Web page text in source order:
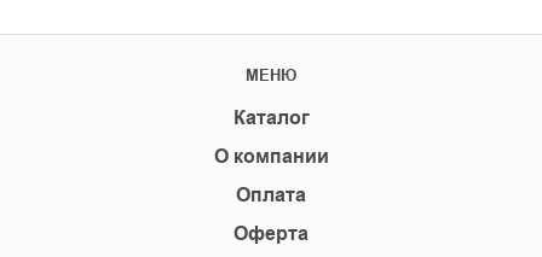
МЕНЮ
Каталог
О компании
Оплата
Оферта